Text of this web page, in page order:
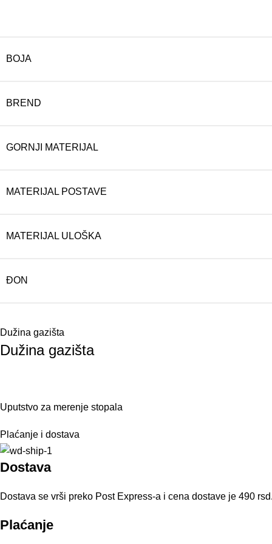
BOJA
BREND
GORNJI MATERIJAL
MATERIJAL POSTAVE
MATERIJAL ULOŠKA
ĐON
Dužina gazišta
Dužina gazišta
Uputstvo za merenje stopala
Plaćanje i dostava
Dostava
Dostava se vrši preko Post Express-a i cena dostave je 490 rsd.
Plaćanje